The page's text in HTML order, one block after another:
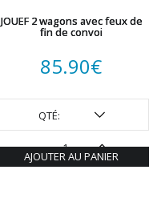
JOUEF 2 wagons avec feux de
fin de convoi
85.90€
QTÉ:
AJOUTER AU PANIER